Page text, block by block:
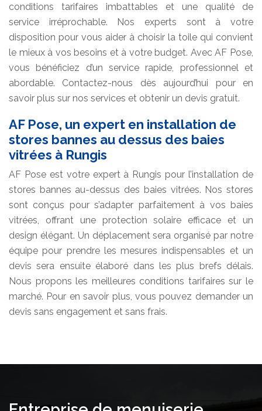
conditions tarifaires imbattables et une qualité de
service irréprochable. Nos experts sont à votre
disposition pour vous aider à choisir la toile qui convient
le mieux à vos besoins et à votre budget. Avec AF Pose,
vous bénéficiez d’un service rapide, professionnel et
abordable. Contactez-nous dès aujourd’hui pour en
savoir plus sur nos services et obtenir un devis gratuit.
AF Pose, un expert en installation de
stores bannes au dessus des baies
vitrées à Rungis
AF Pose est votre expert à Rungis pour l’installation de
stores bannes au-dessus des baies vitrées. Nos stores
sont conçus pour s’adapter parfaitement à vos baies
vitrées, offrant une protection solaire efficace et un
design élégant. Un déplacement sera organisé par notre
équipe pour prendre les mesures indispensables et un
devis sera ensuite élaboré dans les plus brefs délais.
Nous propons les meilleures conditions tarifaires sur le
marché. Pour en savoir plus, vous pouvez demander un
devis sans engagement et sans frais.